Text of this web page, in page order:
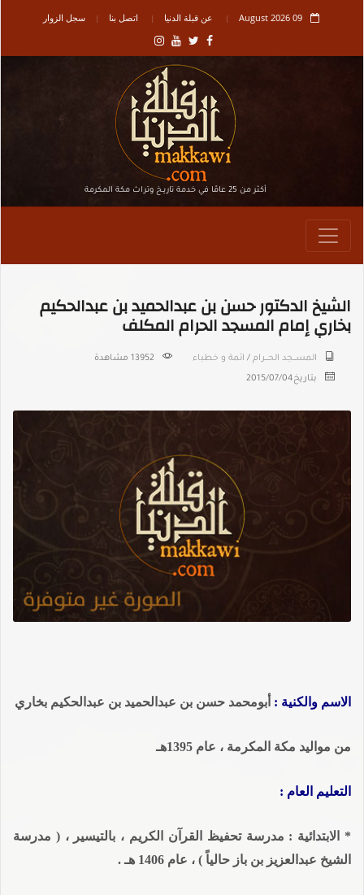
09 August 2026 عن قبلة الدنيا اتصل بنا سجل الزوار
أكثر من 25 عامًا في خدمة تاريـخ وتراث مكة المكرمة
الشيخ الدكتور حسن بن عبدالحميد بن عبدالحكيم
بخاري إمام المسجد الحرام المكلف
المســـجد الحــــرام / ائمة و خطباء 13952 مشاهدة
بتاريخ2015/07/04
الاسم والكنية : أبومحمد حسن بن عبدالحميد بن عبدالحكيم بخاري
من مواليد مكة المكرمة ، عام 1395هـ
التعليم العام :
* الابتدائية : مدرسة تحفيظ القرآن الكريم ، بالتيسير ، ( مدرسة
الشيخ عبدالعزيز بن باز حالياً ) ، عام 1406 هـ .